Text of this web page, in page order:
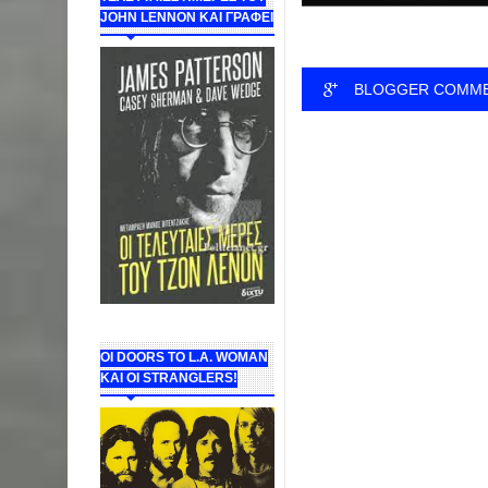
JOHN LENNON ΚΑΙ ΓΡΑΦΕΙ
ΟΙ DOORS ΤΟ L.A. WOMAN
KAI OI STRANGLERS!
BLOGGER